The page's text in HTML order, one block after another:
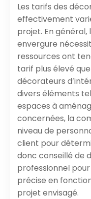
Les tarifs des
effectivement
projet. En
envergure
ressources ont
tarif plus élevé
décorateurs
divers éléments
espaces à
concernées, la
niveau de
client pour
donc conseillé de
professionnel
précise en
projet envisagé.